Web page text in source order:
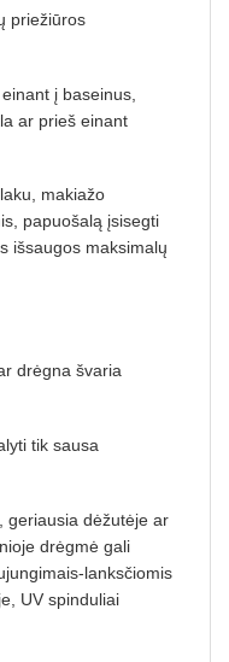
priežiūros
į baseinus,
ar prieš einant
makiažo
papuošalą įsisegti
išsaugos maksimalų
drėgna švaria
tik sausa
geriausia dėžutėje ar
drėgmė gali
lanksčiomis
UV spinduliai